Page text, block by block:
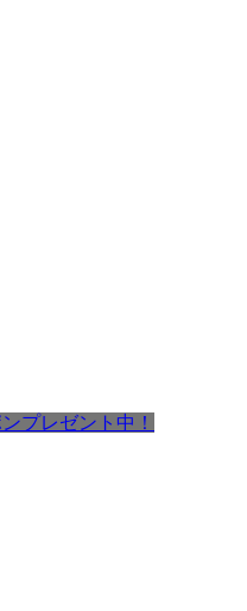
プレゼント中！